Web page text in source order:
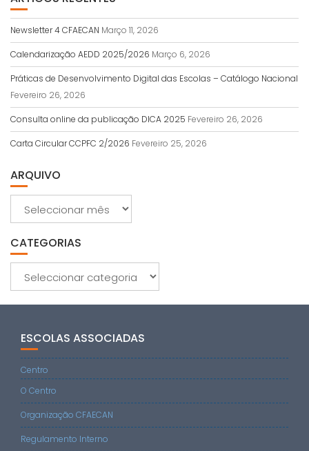
Newsletter 4 CFAECAN Março 11, 2026
Calendarização AEDD 2025/2026 Março 6, 2026
Práticas de Desenvolvimento Digital das Escolas – Catálogo Nacional
Fevereiro 26, 2026
Consulta online da publicação DICA 2025 Fevereiro 26, 2026
Carta Circular CCPFC 2/2026 Fevereiro 25, 2026
ARQUIVO
CATEGORIAS
ESCOLAS ASSOCIADAS
Centro
O Centro
Organização CFAECAN
Regulamento Interno